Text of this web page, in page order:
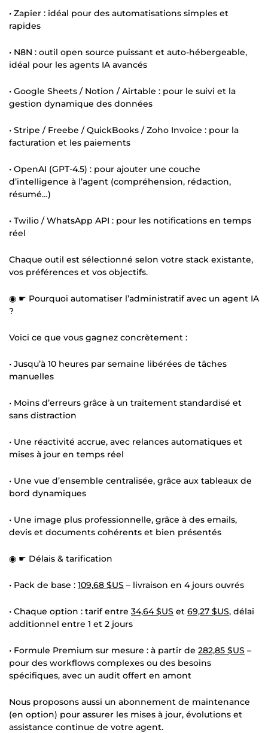
• Zapier : idéal pour des automatisations simples et
rapides
• N8N : outil open source puissant et auto-hébergeable,
idéal pour les agents IA avancés
• Google Sheets / Notion / Airtable : pour le suivi et la
gestion dynamique des données
• Stripe / Freebe / QuickBooks / Zoho Invoice : pour la
facturation et les paiements
• OpenAI (GPT-4.5) : pour ajouter une couche
d’intelligence à l’agent (compréhension, rédaction,
résumé…)
• Twilio / WhatsApp API : pour les notifications en temps
réel
Chaque outil est sélectionné selon votre stack existante,
vos préférences et vos objectifs.
◉ ☛ Pourquoi automatiser l’administratif avec un agent IA
?
Voici ce que vous gagnez concrètement :
• Jusqu’à 10 heures par semaine libérées de tâches
manuelles
• Moins d’erreurs grâce à un traitement standardisé et
sans distraction
• Une réactivité accrue, avec relances automatiques et
mises à jour en temps réel
• Une vue d’ensemble centralisée, grâce aux tableaux de
bord dynamiques
• Une image plus professionnelle, grâce à des emails,
devis et documents cohérents et bien présentés
◉ ☛ Délais & tarification
• Pack de base : 109,68 $US – livraison en 4 jours ouvrés
• Chaque option : tarif entre 34,64 $US et 69,27 $US, délai
additionnel entre 1 et 2 jours
• Formule Premium sur mesure : à partir de 282,85 $US –
pour des workflows complexes ou des besoins
spécifiques, avec un audit offert en amont
Nous proposons aussi un abonnement de maintenance
(en option) pour assurer les mises à jour, évolutions et
assistance continue de votre agent.